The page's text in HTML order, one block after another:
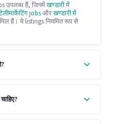
उपलब्ध हैं, जिनमेंखण्डारी में
jobsऔरखण्डारी में
हैं। ये listings नियमित रूप से